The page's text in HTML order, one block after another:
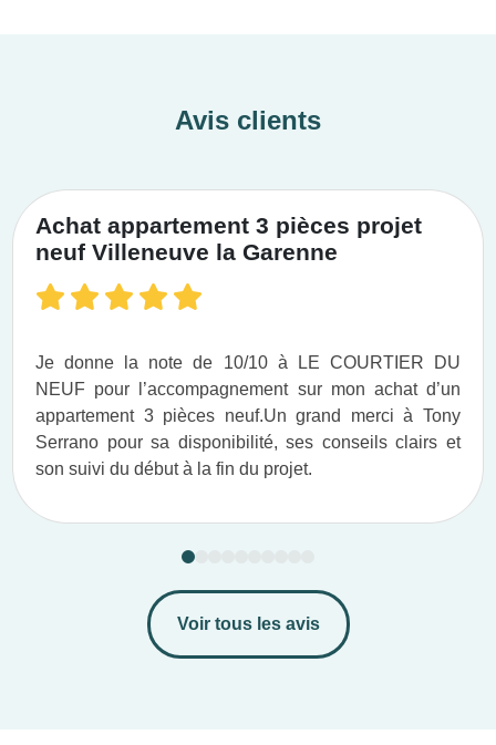
Avis clients
Achat appartement 3 pièces projet
neuf Villeneuve la Garenne
Je donne la note de 10/10 à LE COURTIER DU
NEUF pour l’accompagnement sur mon achat d’un
appartement 3 pièces neuf.​ Un grand merci à Tony
Serrano pour sa disponibilité, ses conseils clairs et
son suivi du début à la fin du projet.​
Voir tous les avis